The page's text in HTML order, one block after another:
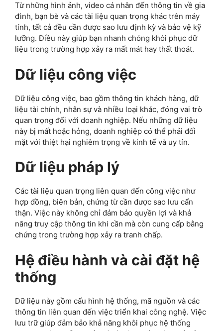
Từ những hình ảnh, video cá nhân đến thông tin về gia
đình, bạn bè và các tài liệu quan trọng khác trên máy
tính, tất cả đều cần được sao lưu định kỳ và bảo vệ kỹ
lưỡng. Điều này giúp bạn nhanh chóng khôi phục dữ
liệu trong trường hợp xảy ra mất mát hay thất thoát.
Dữ liệu công việc
Dữ liệu công việc, bao gồm thông tin khách hàng, dữ
liệu tài chính, nhân sự và nhiều loại khác, đóng vai trò
quan trọng đối với doanh nghiệp. Nếu những dữ liệu
này bị mất hoặc hỏng, doanh nghiệp có thể phải đối
mặt với thiệt hại nghiêm trọng về kinh tế và uy tín.
Dữ liệu pháp lý
Các tài liệu quan trọng liên quan đến công việc như
hợp đồng, biên bản, chứng từ cần được sao lưu cẩn
thận. Việc này không chỉ đảm bảo quyền lợi và khả
năng truy cập thông tin khi cần mà còn cung cấp bằng
chứng trong trường hợp xảy ra tranh chấp.
Hệ điều hành và cài đặt hệ
thống
Dữ liệu này gồm cấu hình hệ thống, mã nguồn và các
thông tin liên quan đến việc triển khai công nghệ. Việc
lưu trữ giúp đảm bảo khả năng khôi phục hệ thống